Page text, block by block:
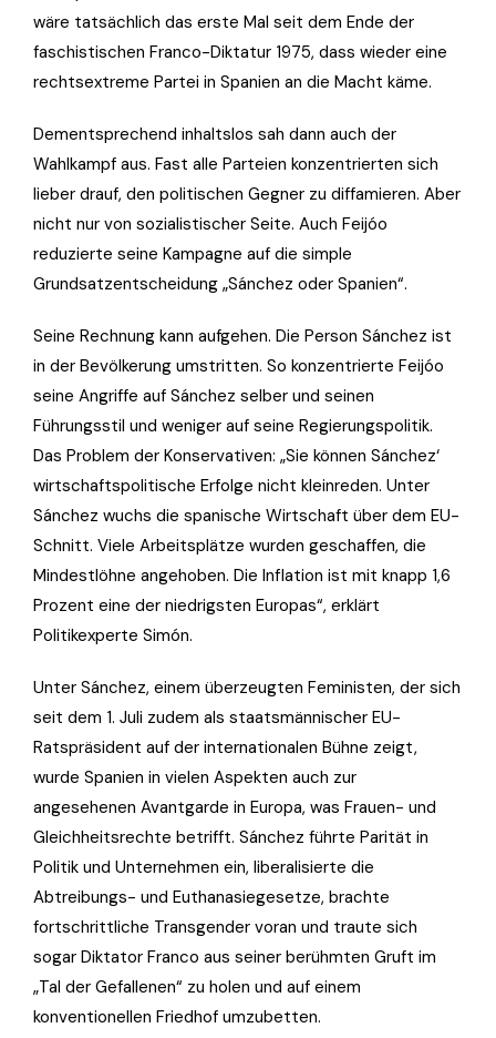
wäre tatsächlich das erste Mal seit dem Ende der
faschistischen Franco-Diktatur 1975, dass wieder eine
rechtsextreme Partei in Spanien an die Macht käme.
Dementsprechend inhaltslos sah dann auch der
Wahlkampf aus. Fast alle Parteien konzentrierten sich
lieber drauf, den politischen Gegner zu diffamieren. Aber
nicht nur von sozialistischer Seite. Auch Feijóo
reduzierte seine Kampagne auf die simple
Grundsatzentscheidung „Sánchez oder Spanien“.
Seine Rechnung kann aufgehen. Die Person Sánchez ist
in der Bevölkerung umstritten. So konzentrierte Feijóo
seine Angriffe auf Sánchez selber und seinen
Führungsstil und weniger auf seine Regierungspolitik.
Das Problem der Konservativen: „Sie können Sánchez‘
wirtschaftspolitische Erfolge nicht kleinreden. Unter
Sánchez wuchs die spanische Wirtschaft über dem EU-
Schnitt. Viele Arbeitsplätze wurden geschaffen, die
Mindestlöhne angehoben. Die Inflation ist mit knapp 1,6
Prozent eine der niedrigsten Europas“, erklärt
Politikexperte Simón.
Unter Sánchez, einem überzeugten Feministen, der sich
seit dem 1. Juli zudem als staatsmännischer EU-
Ratspräsident auf der internationalen Bühne zeigt,
wurde Spanien in vielen Aspekten auch zur
angesehenen Avantgarde in Europa, was Frauen- und
Gleichheitsrechte betrifft. Sánchez führte Parität in
Politik und Unternehmen ein, liberalisierte die
Abtreibungs- und Euthanasiegesetze, brachte
fortschrittliche Transgender voran und traute sich
sogar Diktator Franco aus seiner berühmten Gruft im
„Tal der Gefallenen“ zu holen und auf einem
konventionellen Friedhof umzubetten.